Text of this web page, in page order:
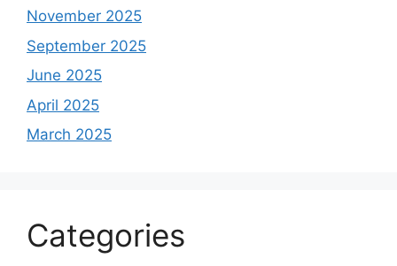
November 2025
September 2025
June 2025
April 2025
March 2025
Categories